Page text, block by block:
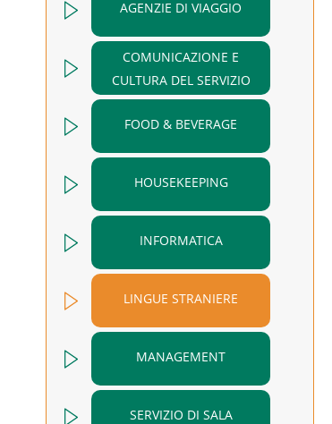
AGENZIE DI VIAGGIO
COMUNICAZIONE E
CULTURA DEL SERVIZIO
FOOD & BEVERAGE
HOUSEKEEPING
INFORMATICA
LINGUE STRANIERE
MANAGEMENT
SERVIZIO DI SALA